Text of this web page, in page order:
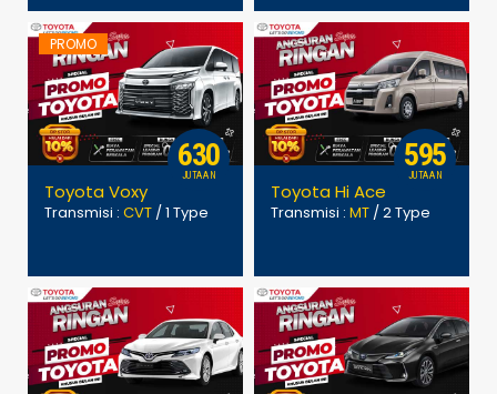
PROMO
630
JUTAAN
Toyota Voxy
Transmisi : CVT / 1 Type
595
JUTAAN
Toyota Hi Ace
Transmisi : MT / 2 Type